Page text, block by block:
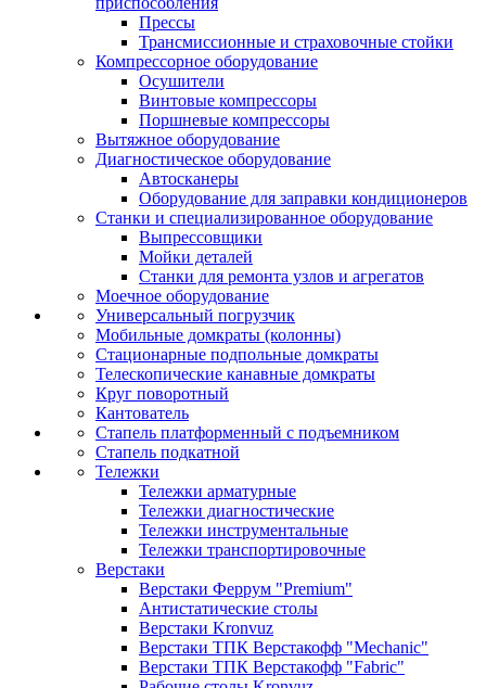
Прессы
Трансмиссионные и страховочные стойки
Компрессорное оборудование
Осушители
Винтовые компрессоры
Поршневые компрессоры
Вытяжное оборудование
Диагностическое оборудование
Автосканеры
Оборудование для заправки кондиционеров
Станки и специализированное оборудование
Выпрессовщики
Мойки деталей
Станки для ремонта узлов и агрегатов
Моечное оборудование
Универсальный погрузчик
Мобильные домкраты (колонны)
Стационарные подпольные домкраты
Телескопические канавные домкраты
Круг поворотный
Кантователь
Стапель платформенный с подъемником
Стапель подкатной
Тележки
Тележки арматурные
Тележки диагностические
Тележки инструментальные
Тележки транспортировочные
Верстаки
Верстаки Феррум "Premium"
Антистатические столы
Верстаки Kronvuz
Верстаки ТПК Верстакофф "Mechanic"
Верстаки ТПК Верстакофф "Fabric"